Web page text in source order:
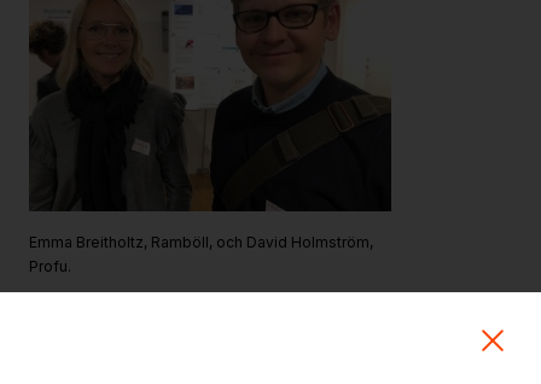
Programorganisation
Innovationsagenda
Medlemskap
Emma Breitholtz, Ramböll, och David Holmström,
Profu.